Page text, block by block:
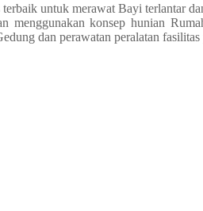
untuk merawat Bayi terlantar
konsep hunian
dan perawatan peralatan